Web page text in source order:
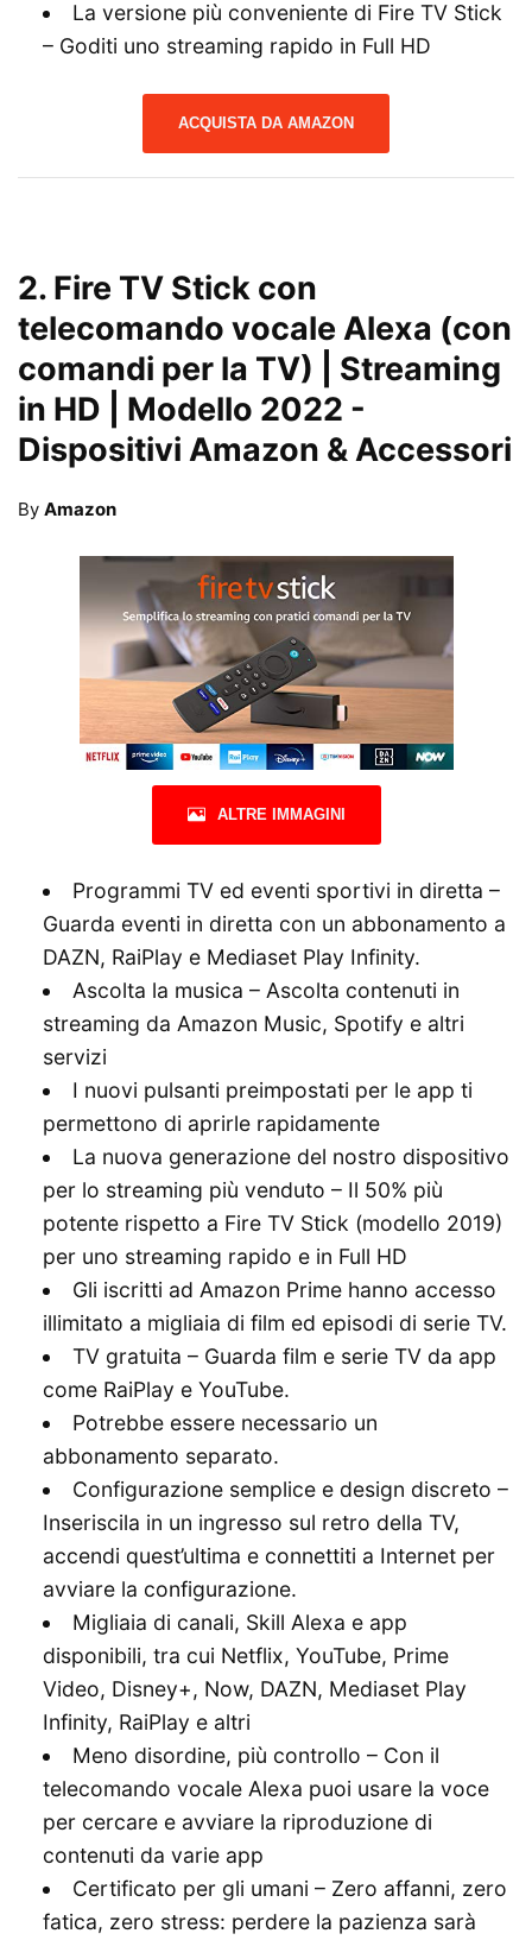
La versione più conveniente di Fire TV Stick
– Goditi uno streaming rapido in Full HD
ACQUISTA DA AMAZON
2. Fire TV Stick con
telecomando vocale Alexa (con
comandi per la TV) | Streaming
in HD | Modello 2022 -
Dispositivi Amazon & Accessori
By Amazon
ALTRE IMMAGINI
Programmi TV ed eventi sportivi in diretta –
Guarda eventi in diretta con un abbonamento a
DAZN, RaiPlay e Mediaset Play Infinity.
Ascolta la musica – Ascolta contenuti in
streaming da Amazon Music, Spotify e altri
servizi
I nuovi pulsanti preimpostati per le app ti
permettono di aprirle rapidamente
La nuova generazione del nostro dispositivo
per lo streaming più venduto – Il 50% più
potente rispetto a Fire TV Stick (modello 2019)
per uno streaming rapido e in Full HD
Gli iscritti ad Amazon Prime hanno accesso
illimitato a migliaia di film ed episodi di serie TV.
TV gratuita – Guarda film e serie TV da app
come RaiPlay e YouTube.
Potrebbe essere necessario un
abbonamento separato.
Configurazione semplice e design discreto –
Inseriscila in un ingresso sul retro della TV,
accendi quest’ultima e connettiti a Internet per
avviare la configurazione.
Migliaia di canali, Skill Alexa e app
disponibili, tra cui Netflix, YouTube, Prime
Video, Disney+, Now, DAZN, Mediaset Play
Infinity, RaiPlay e altri
Meno disordine, più controllo – Con il
telecomando vocale Alexa puoi usare la voce
per cercare e avviare la riproduzione di
contenuti da varie app
Certificato per gli umani – Zero affanni, zero
fatica, zero stress: perdere la pazienza sarà